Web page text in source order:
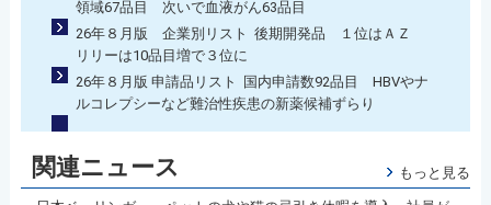
領域67品目 次いで血液がん63品目
26年８月版 企業別リスト 後期開発品 １位はＡＺ
リリーは10品目増で３位に
26年８月版 申請品リスト 国内申請数92品目 HBVやナ
ルコレプシーなど難治性疾患の新薬候補ずらり
関連ニュース もっと見る